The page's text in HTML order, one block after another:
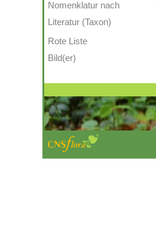
Nomenklatur nach
Literatur (Taxon)
Rote Liste
Bild(er)